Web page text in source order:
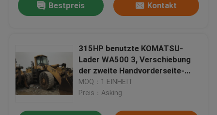
Bestpreis Kontakt
315HP benutzte KOMATSU-
Lader WA500 3, Verschiebung
der zweite Handvorderseite-
Lader-15.2L
MOQ：1 EINHEIT
Preis：Asking